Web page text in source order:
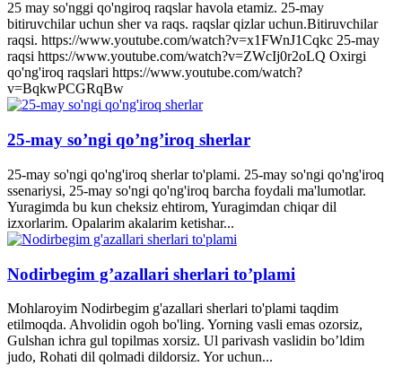
25 may so'nggi qo'ngiroq raqslar havola etamiz. 25-may
bitiruvchilar uchun sher va raqs. raqslar qizlar uchun.Bitiruvchilar
raqsi. https://www.youtube.com/watch?v=x1FWnJ1Cqkc 25-may
raqsi https://www.youtube.com/watch?v=ZWcIj0r2oLQ Oxirgi
qo'ng'iroq raqslari https://www.youtube.com/watch?
v=BqkwPCGRqBw
25-may so’ngi qo’ng’iroq sherlar
25-may so'ngi qo'ng'iroq sherlar to'plami. 25-may so'ngi qo'ng'iroq
ssenariysi, 25-may so'ngi qo'ng'iroq barcha foydali ma'lumotlar.
Yuragimda bu kun cheksiz ehtirom, Yuragimdan chiqar dil
izxorlarim. Opalarim akalarim ketishar...
Nodirbegim g’azallari sherlari to’plami
Mohlaroyim Nodirbegim g'azallari sherlari to'plami taqdim
etilmoqda. Ahvolidin ogoh bo'ling. Yorning vasli emas ozorsiz,
Gulshan ichra gul topilmas xorsiz. Ul parivash vaslidin bo’ldim
judo, Rohati dil qolmadi dildorsiz. Yor uchun...